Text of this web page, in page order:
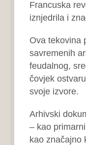
Francuska
iznjedrila i
Ova tekovina
savremenih
feudalnog,
čovjek
svoje izvore.
Arhivski
– kao
kao značajno